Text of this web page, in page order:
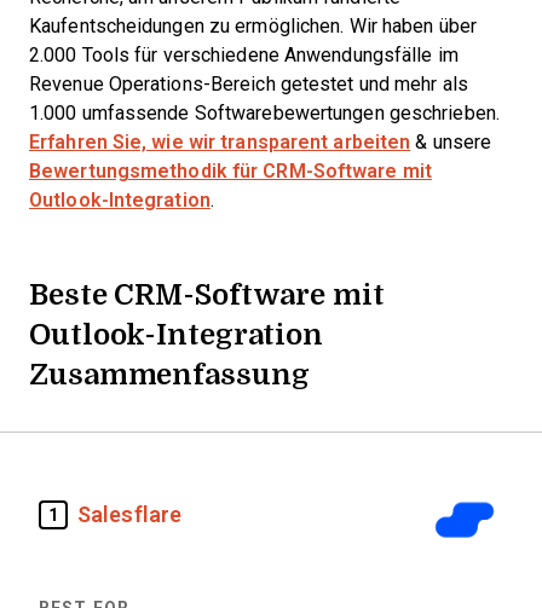
Kaufentscheidungen zu ermöglichen. Wir haben über
2.000 Tools für verschiedene Anwendungsfälle im
Revenue Operations-Bereich getestet und mehr als
1.000 umfassende Softwarebewertungen geschrieben.
Erfahren Sie, wie wir transparent arbeiten & unsere
Bewertungsmethodik für CRM-Software mit
Outlook-Integration.
Beste CRM-Software mit
Outlook-Integration
Zusammenfassung
1 Salesflare